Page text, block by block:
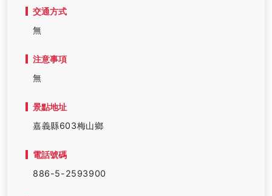
交通方式
無
注意事項
無
景點地址
嘉義縣603梅山鄉
電話號碼
886-5-2593900